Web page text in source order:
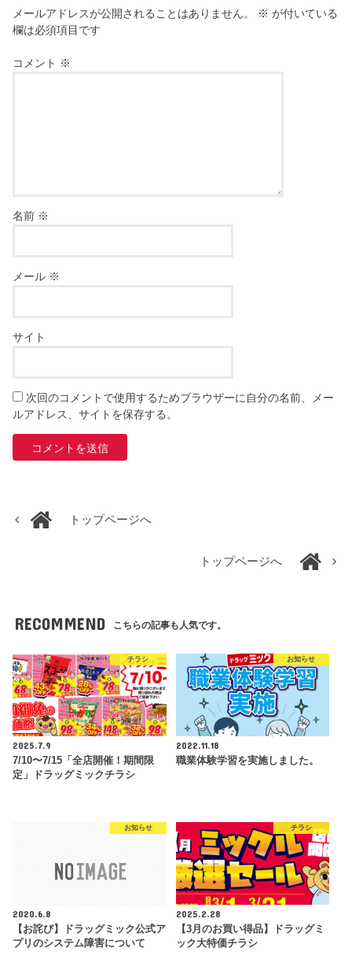
メールアドレスが公開されることはありません。 ※ が付いている
欄は必須項目です
コメント ※
名前 ※
メール ※
サイト
次回のコメントで使用するためブラウザーに自分の名前、メー
ルアドレス、サイトを保存する。
トップページへ
トップページへ
RECOMMEND こちらの記事も人気です。
チラシ
2025.7.9
7/10〜7/15「全店開催！期間限
定」ドラッグミックチラシ
お知らせ
2022.11.18
職業体験学習を実施しました。
お知らせ
2020.6.8
【お詫び】ドラッグミック公式ア
プリのシステム障害について
チラシ
2025.2.28
【3月のお買い得品】ドラッグミ
ック大特価チラシ